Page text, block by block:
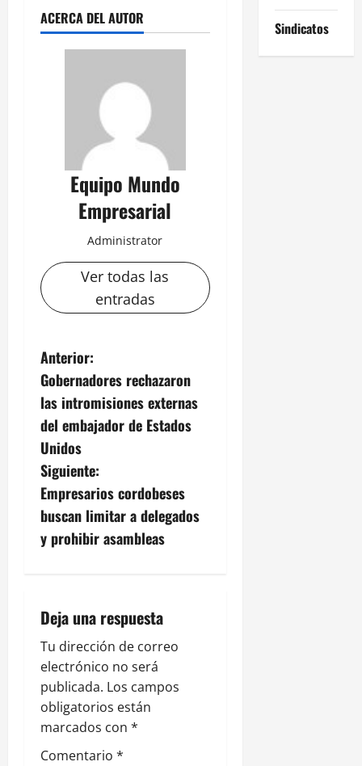
ACERCA DEL AUTOR
Equipo Mundo
Empresarial
Administrator
Ver todas las
entradas
N
a
v
e
g
a
ó
n
d
e
Anterior:
Gobernadores rechazaron
las intromisiones externas
del embajador de Estados
Unidos
Siguiente:
Empresarios cordobeses
buscan limitar a delegados
y prohibir asambleas
Deja una respuesta
Tu dirección de correo
electrónico no será
publicada. Los campos
obligatorios están
marcados con *
Comentario *
Sindicatos